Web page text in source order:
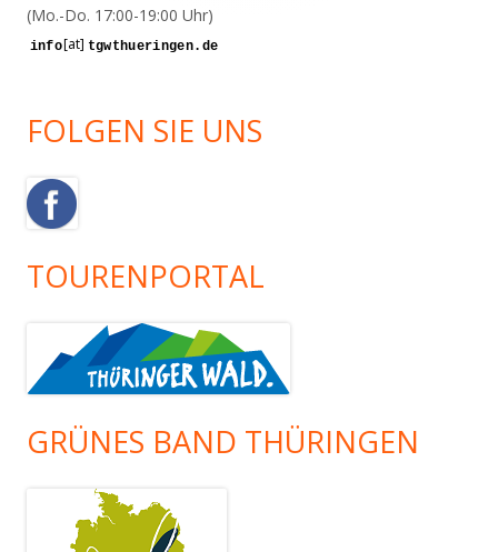
(Mo.-Do. 17:00-19:00 Uhr)
[at]
FOLGEN SIE UNS
TOURENPORTAL
GRÜNES BAND THÜRINGEN